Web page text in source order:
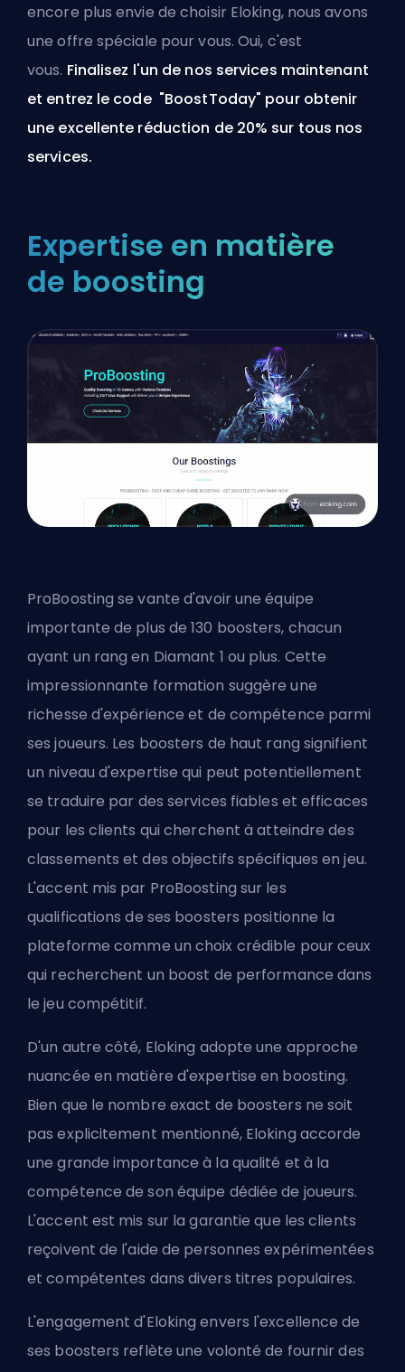
encore plus envie de choisir Eloking, nous avons
une offre spéciale pour vous. Oui, c'est
vous. Finalisez l'un de nos services maintenant
et entrez le code "BoostToday" pour obtenir
une excellente réduction de 20% sur tous nos
services.
Expertise en matière
de boosting
ProBoosting se vante d'avoir une équipe
importante de plus de 130 boosters, chacun
ayant un rang en Diamant 1 ou plus. Cette
impressionnante formation suggère une
richesse d'expérience et de compétence parmi
ses joueurs. Les boosters de haut rang signifient
un niveau d'expertise qui peut potentiellement
se traduire par des services fiables et efficaces
pour les clients qui cherchent à atteindre des
classements et des objectifs spécifiques en jeu.
L'accent mis par ProBoosting sur les
qualifications de ses boosters positionne la
plateforme comme un choix crédible pour ceux
qui recherchent un boost de performance dans
le jeu compétitif.
D'un autre côté, Eloking adopte une approche
nuancée en matière d'expertise en boosting.
Bien que le nombre exact de boosters ne soit
pas explicitement mentionné, Eloking accorde
une grande importance à la qualité et à la
compétence de son équipe dédiée de joueurs.
L'accent est mis sur la garantie que les clients
reçoivent de l'aide de personnes expérimentées
et compétentes dans divers titres populaires.
L'engagement d'Eloking envers l'excellence de
ses boosters reflète une volonté de fournir des